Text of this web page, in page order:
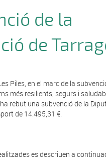
de la
de
Piles, en el marc de la
més resilients, segurs i
rebut una subvenció de la
de 14.495,31 €.
es descriuen a